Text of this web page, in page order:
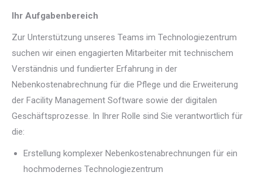
Ihr Aufgabenbereich
Zur Unterstützung unseres Teams im Technologiezentrum
suchen wir einen engagierten Mitarbeiter mit technischem
Verständnis und fundierter Erfahrung in der
Nebenkostenabrechnung für die Pflege und die Erweiterung
der Facility Management Software sowie der digitalen
Geschäftsprozesse. In Ihrer Rolle sind Sie verantwortlich für
die:
Erstellung komplexer Nebenkostenabrechnungen für ein
hochmodernes Technologiezentrum